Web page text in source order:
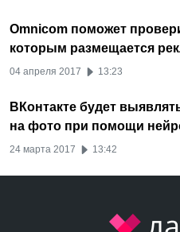
Omnicom поможет
которым размещается
04 апреля 2017 13:23
ВКонтакте будет
на фото при помощи
24 марта 2017 13:42